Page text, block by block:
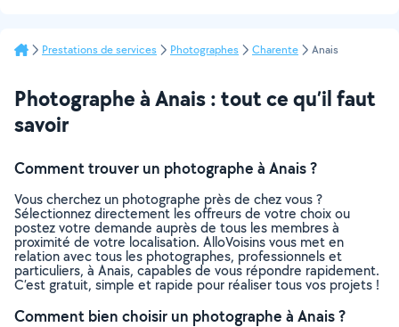
Prestations de services Photographes Charente Anais
Photographe à Anais : tout ce qu’il faut
savoir
Comment trouver un photographe à Anais ?
Vous cherchez un photographe près de chez vous ?
Sélectionnez directement les offreurs de votre choix ou
postez votre demande auprès de tous les membres à
proximité de votre localisation. AlloVoisins vous met en
relation avec tous les photographes, professionnels et
particuliers, à Anais, capables de vous répondre rapidement.
C’est gratuit, simple et rapide pour réaliser tous vos projets !
Comment bien choisir un photographe à Anais ?